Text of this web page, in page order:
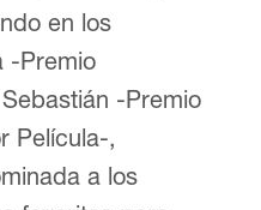
en los
-Premio
-Premio
Película-,
a los